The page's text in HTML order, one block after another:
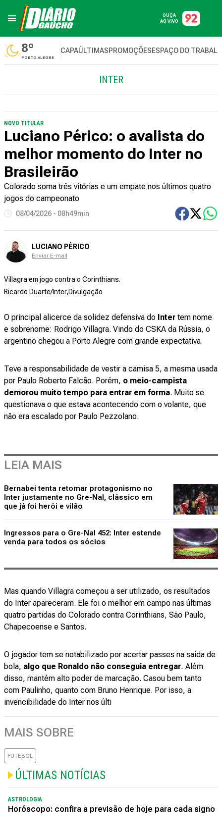
OUÇA
AO VIVO
8º
PORTO ALEGRE
CAPAÚLTIMASPROMOÇÕESESPAÇO DO
INTER
NOVO TITULAR
Luciano Périco: o avalista do
melhor momento do Inter no
Brasileirão
Colorado soma três vitórias e um empate nos últimos quatro
jogos do campeonato
08/04/2026 - 08h49min
LUCIANO PÉRICO
Enviar E-mail
Villagra em jogo contra o Corinthians.
Ricardo Duarte/Inter,Divulgação
O principal alicerce da solidez defensiva do Inter tem nome
e sobrenome: Rodrigo Villagra. Vindo do CSKA da Rússia, o
argentino chegou a Porto Alegre com grande expectativa.
Teve a responsabilidade de vestir a camisa 5, a mesma usada
por Paulo Roberto Falcão. Porém, o meio-campista
demorou muito tempo para entrar em forma. Muito se
questionava o que estava acontecendo com o volante, que
não era escalado por Paulo Pezzolano.
LEIA MAIS
Bernabei tenta retomar protagonismo no
Inter justamente no Gre-Nal, clássico em
que já foi herói e vilão
Ingressos para o Gre-Nal 452: Inter estende
venda para todos os sócios
Mas quando Villagra começou a ser utilizado, os resultados
do Inter apareceram. Ele foi o melhor em campo nas últimas
quatro partidas do Colorado contra Corinthians, São Paulo,
Chapecoense e Santos.
O jogador tem se notabilizado por acertar passes na saída de
bola, algo que Ronaldo não conseguia entregar. Além
disso, mantém alto poder de marcação. Casou bem tanto
com Paulinho, quanto com Bruno Henrique. Por isso, a
invencibilidade do Inter nos últi
MAIS SOBRE
FUTEBOL
ÚLTIMAS NOTÍCIAS
ASTROLOGIA
Horóscopo: confira a previsão de hoje para cada signo